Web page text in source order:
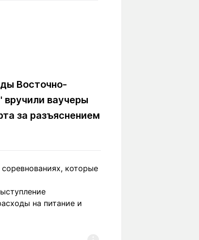
Светлая тема
Восточно-
вручили ваучеры
за разъяснением
которые
на питание и